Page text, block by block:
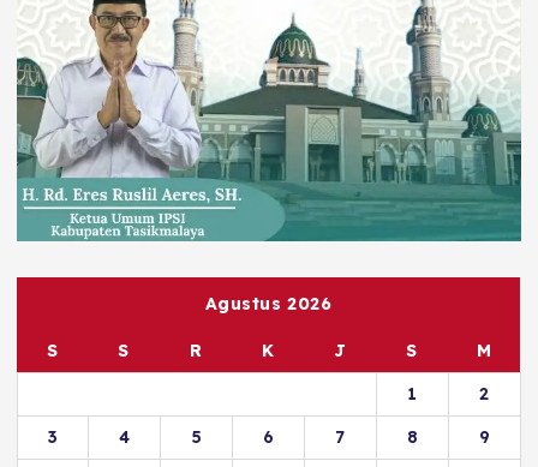
Agustus 2026
S S R K J S
M
1
2
3
4 5 6 7 8
9